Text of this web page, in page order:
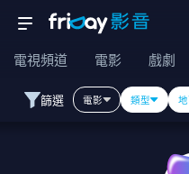
電視頻道 電影 戲劇
篩選 電影 類型